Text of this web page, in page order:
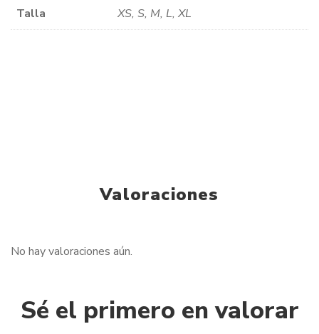
Talla XS, S, M, L, XL
Valoraciones
No hay valoraciones aún.
Sé el primero en valorar